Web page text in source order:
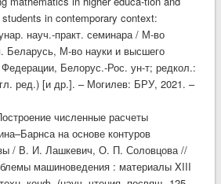
in contemporary context:
науч.-практ. семинара / М-во
Беларусь, М-во науки и высшего
Белорус.-Рос. ун-т; редкол.:
ред.) [и др.]. – Могилев: БРУ, 2021. –
численные расчеты
на основе контуров
/ В. И. Лашкевич, О. П. Соловцова //
машиноведения : материалы XIII